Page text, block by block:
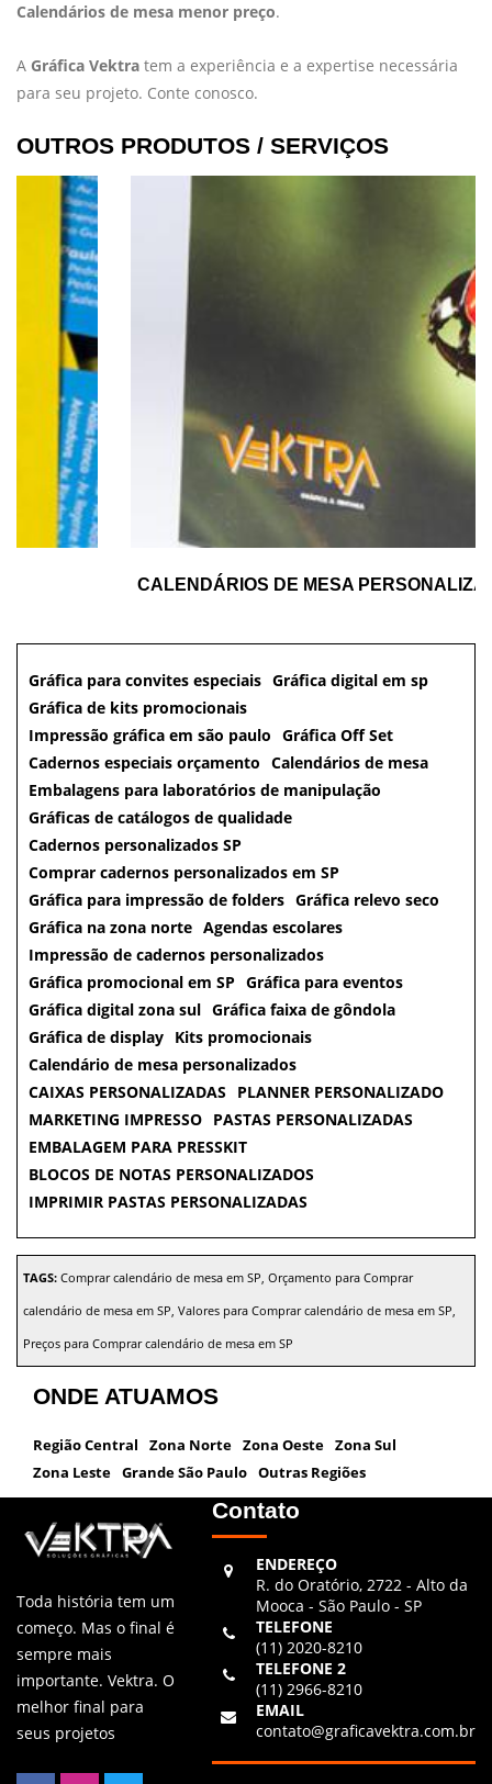
Calendários de mesa menor preço.
A Gráfica Vektra tem a experiência e a expertise necessária
para seu projeto. Conte conosco.
OUTROS PRODUTOS / SERVIÇOS
CALENDÁRIOS DE MESA PERSONALIZADOS EM SP
Gráfica para convites especiais Gráfica digital em sp
Gráfica de kits promocionais
Impressão gráfica em são paulo Gráfica Off Set
Cadernos especiais orçamento Calendários de mesa
Embalagens para laboratórios de manipulação
Gráficas de catálogos de qualidade
Cadernos personalizados SP
Comprar cadernos personalizados em SP
Gráfica para impressão de folders Gráfica relevo seco
Gráfica na zona norte Agendas escolares
Impressão de cadernos personalizados
Gráfica promocional em SP Gráfica para eventos
Gráfica digital zona sul Gráfica faixa de gôndola
Gráfica de display Kits promocionais
Calendário de mesa personalizados
CAIXAS PERSONALIZADAS
PLANNER PERSONALIZADO
MARKETING IMPRESSO PASTAS PERSONALIZADAS
EMBALAGEM PARA PRESSKIT
BLOCOS DE NOTAS PERSONALIZADOS
IMPRIMIR PASTAS PERSONALIZADAS
TAGS: Comprar calendário de mesa em SP, Orçamento para Comprar
calendário de mesa em SP, Valores para Comprar calendário de mesa em SP,
Preços para Comprar calendário de mesa em SP
ONDE ATUAMOS
Região Central Zona Norte Zona Oeste Zona Sul
Zona Leste Grande São Paulo Outras Regiões
Toda história tem um
começo. Mas o final é
sempre mais
importante. Vektra. O
melhor final para
seus projetos
Contato
ENDEREÇO
R. do Oratório, 2722 - Alto da
Mooca - São Paulo - SP
TELEFONE
(11) 2020-8210
TELEFONE 2
(11) 2966-8210
EMAIL
contato@graficavektra.com.br